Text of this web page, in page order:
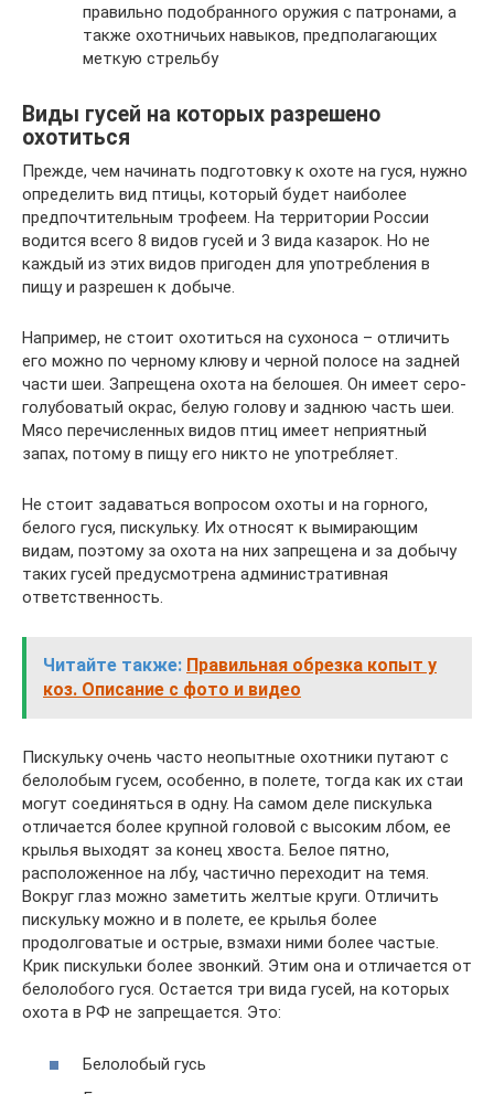
правильно подобранного оружия с патронами, а
также охотничьих навыков, предполагающих
меткую стрельбу
Виды гусей на которых разрешено
охотиться
Прежде, чем начинать подготовку к охоте на гуся, нужно
определить вид птицы, который будет наиболее
предпочтительным трофеем. На территории России
водится всего 8 видов гусей и 3 вида казарок. Но не
каждый из этих видов пригоден для употребления в
пищу и разрешен к добыче.
Например, не стоит охотиться на сухоноса – отличить
его можно по черному клюву и черной полосе на задней
части шеи. Запрещена охота на белошея. Он имеет серо-
голубоватый окрас, белую голову и заднюю часть шеи.
Мясо перечисленных видов птиц имеет неприятный
запах, потому в пищу его никто не употребляет.
Не стоит задаваться вопросом охоты и на горного,
белого гуся, пискульку. Их относят к вымирающим
видам, поэтому за охота на них запрещена и за добычу
таких гусей предусмотрена административная
ответственность.
Читайте также: Правильная обрезка копыт у
коз. Описание с фото и видео
Пискульку очень часто неопытные охотники путают с
белолобым гусем, особенно, в полете, тогда как их стаи
могут соединяться в одну. На самом деле пискулька
отличается более крупной головой с высоким лбом, ее
крылья выходят за конец хвоста. Белое пятно,
расположенное на лбу, частично переходит на темя.
Вокруг глаз можно заметить желтые круги. Отличить
пискульку можно и в полете, ее крылья более
продолговатые и острые, взмахи ними более частые.
Крик пискульки более звонкий. Этим она и отличается от
белолобого гуся. Остается три вида гусей, на которых
охота в РФ не запрещается. Это:
Белолобый гусь